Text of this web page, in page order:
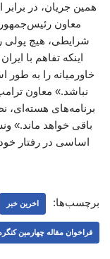
همین جریان، در
معاون
شرایطی، هیچ پولی
اینکه تفاهم با
خاورمیانه را به طور
نباشد.» معاون
برنامه‌های
باقی خواهد ماند.»
اساسی در رفتار خود
برچسب‌ها: اخرین خبر
فراخوان مقاله چهارمین